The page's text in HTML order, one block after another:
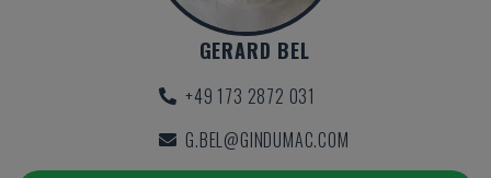
GERARD BEL
+49 173 2872 031
G.BEL@GINDUMAC.COM